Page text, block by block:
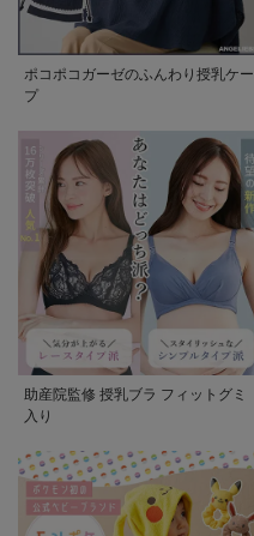
ポコポコガーゼのふんわり授乳ケー
プ
助産院監修 授乳ブラ フィットグミ
入り